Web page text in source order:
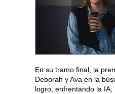
En su tramo final, la
Deborah y Ava en la
logro, enfrentando la